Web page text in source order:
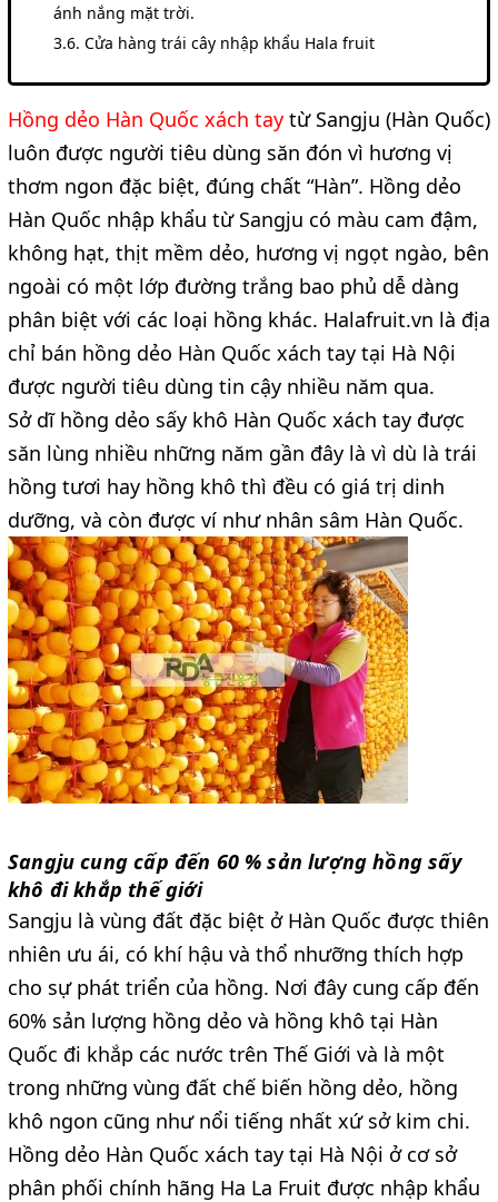
ánh nắng mặt trời.
Cửa hàng trái cây nhập khẩu Hala fruit
Hồng dẻo Hàn Quốc xách tay từ Sangju (Hàn Quốc)
luôn được người tiêu dùng săn đón vì hương vị
thơm ngon đặc biệt, đúng chất “Hàn”. Hồng dẻo
Hàn Quốc nhập khẩu từ Sangju có màu cam đậm,
không hạt, thịt mềm dẻo, hương vị ngọt ngào, bên
ngoài có một lớp đường trắng bao phủ dễ dàng
phân biệt với các loại hồng khác. Halafruit.vn là địa
chỉ bán hồng dẻo Hàn Quốc xách tay tại Hà Nội
được người tiêu dùng tin cậy nhiều năm qua.
Sở dĩ hồng dẻo sấy khô Hàn Quốc xách tay được
săn lùng nhiều những năm gần đây là vì dù là trái
hồng tươi hay hồng khô thì đều có giá trị dinh
dưỡng, và còn được ví như nhân sâm Hàn Quốc.
Sangju cung cấp đến 60 % sản lượng hồng sấy
khô đi khắp thế giới
Sangju là vùng đất đặc biệt ở Hàn Quốc được thiên
nhiên ưu ái, có khí hậu và thổ nhưỡng thích hợp
cho sự phát triển của hồng. Nơi đây cung cấp đến
60% sản lượng hồng dẻo và hồng khô tại Hàn
Quốc đi khắp các nước trên Thế Giới và là một
trong những vùng đất chế biến hồng dẻo, hồng
khô ngon cũng như nổi tiếng nhất xứ sở kim chi.
Hồng dẻo Hàn Quốc xách tay tại Hà Nội ở cơ sở
phân phối chính hãng Ha La Fruit được nhập khẩu